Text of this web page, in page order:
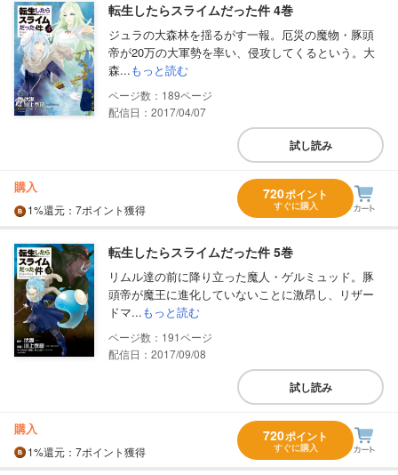
転生したらスライムだった件 4巻
ジュラの大森林を揺るがす一報。厄災の魔物・豚頭
帝が20万の大軍勢を率い、侵攻してくるという。大
森...もっと読む
189
配信日：2017/04/07
試し読み
購入
1%還元 ：7ポイント獲得
720ポイント
すぐに購入
転生したらスライムだった件 5巻
リムル達の前に降り立った魔人・ゲルミュッド。豚
頭帝が魔王に進化していないことに激昂し、リザー
ドマ...もっと読む
191
配信日：2017/09/08
試し読み
購入
1%還元 ：7ポイント獲得
720ポイント
すぐに購入